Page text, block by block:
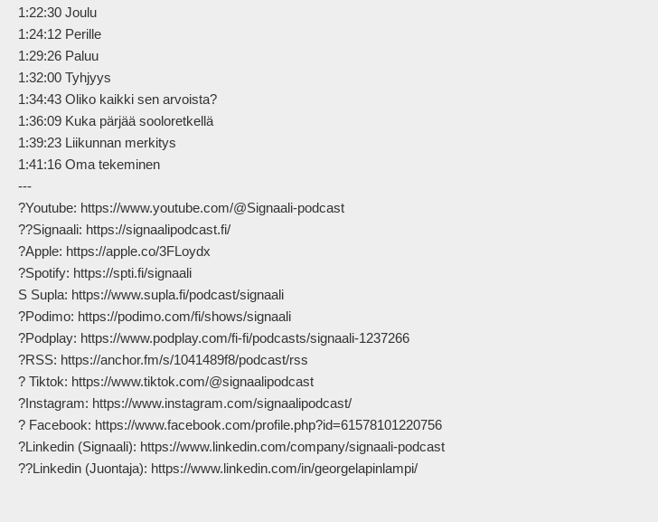
1:22:30 Joulu
1:24:12 Perille
1:29:26 Paluu
1:32:00 Tyhjyys
1:34:43 Oliko kaikki sen arvoista?
1:36:09 Kuka pärjää sooloretkellä
1:39:23 Liikunnan merkitys
1:41:16 Oma tekeminen
---
?Youtube: https://www.youtube.com/@Signaali-podcast
??Signaali: https://signaalipodcast.fi/
?Apple: https://apple.co/3FLoydx
?Spotify: https://spti.fi/signaali
S Supla: https://www.supla.fi/podcast/signaali
?Podimo: https://podimo.com/fi/shows/signaali
?Podplay: https://www.podplay.com/fi-fi/podcasts/signaali-1237266
?RSS: https://anchor.fm/s/1041489f8/podcast/rss
? Tiktok: https://www.tiktok.com/@signaalipodcast
?Instagram: https://www.instagram.com/signaalipodcast/
? Facebook: https://www.facebook.com/profile.php?id=61578101220756
?Linkedin (Signaali): https://www.linkedin.com/company/signaali-podcast
??Linkedin (Juontaja): https://www.linkedin.com/in/georgelapinlampi/